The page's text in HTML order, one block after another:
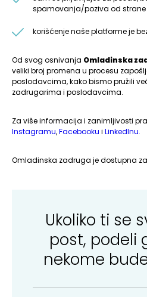
spamovanja/poziva od strane
korišćenje naše platforme je
Od svog osnivanja Omladinska
veliki broj promena u procesu
poslodavcima, kako bismo pružili
zadrugarima i poslodavcima.
Za više informacija i zanimljivosti
Instagramu,Facebooku i LinkedInu.
Omladinska zadruga je dostupna
Ukoliko ti se
post, podeli
nekome